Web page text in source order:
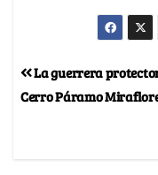
La guerrera
Cerro Páramo